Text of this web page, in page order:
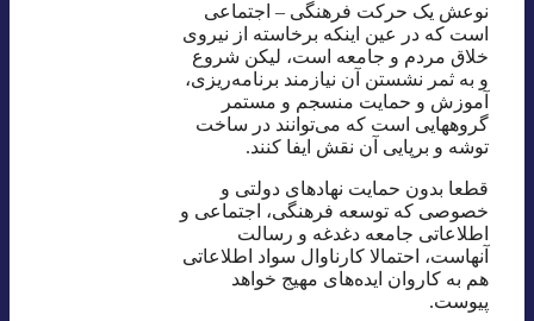
نوعش یک حرکت فرهنگی – اجتماعی
است که در عین اینکه برخاسته از نیروی
خلاق مردم و جامعه است، لیکن شروع
و به ثمر نشستن آن نیازمند برنامه‌ریزی،
آموزش و حمایت منسجم و مستمر
گروههایی است که می‌توانند در ساخت
توشه و برپایی آن نقش ایفا کنند.
قطعا بدون حمایت نهادهای دولتی و
خصوصی که توسعه فرهنگی، اجتماعی و
اطلاعاتی جامعه دغدغه و رسالت
آنهاست، احتمالا کارناوال سواد اطلاعاتی
هم به کاروان ایده‌های مهیج خواهد
پیوست.